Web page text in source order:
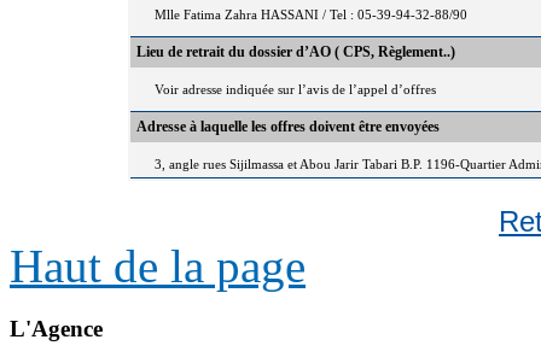
Mlle Fatima Zahra HASSANI / Tel : 05-39-94-32-88/90
Lieu de retrait du dossier d’AO ( CPS, Règlement..)
Voir adresse indiquée sur l’avis de l’appel d’offres
Adresse à laquelle les offres doivent être envoyées
3, angle rues Sijilmassa et Abou Jarir Tabari B.P. 1196-Quartier
Haut de la page
L'Agence